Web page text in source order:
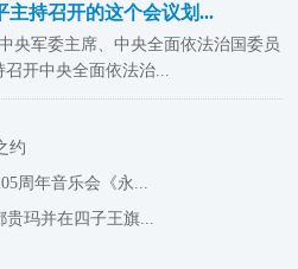
主持召开的这个会议划...
央军委主席、中央全面依法治国委员
开中央全面依法治...
约
周年音乐会《永...
贵玛并在四子王旗...